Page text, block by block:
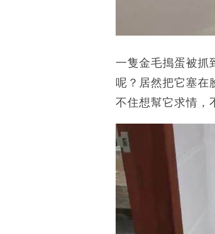
一隻金毛搗蛋被抓
呢？居然把它塞在
不住想幫它求情